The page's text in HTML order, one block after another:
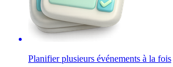
Planifier plusieurs événements à la fois